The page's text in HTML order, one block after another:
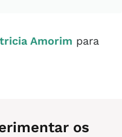
Amorim para
os